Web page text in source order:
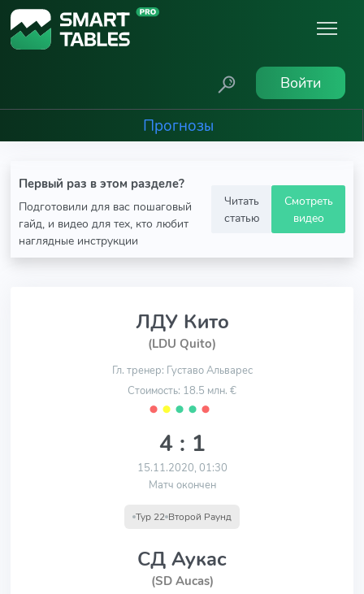
Войти
Прогнозы
Первый раз в этом разделе?
Подготовили для вас пошаговый
гайд, и видео для тех, кто любит
наглядные инструкции
Читать
статью
Смотреть
видео
ЛДУ Кито
(LDU Quito)
Гл. тренер: Густаво Альварес
Стоимость: 18.5 млн. €
⬤ ⬤ ⬤ ⬤ ⬤
4 : 1
15.11.2020, 01:30
Матч окончен
Тур 22 Второй Раунд
СД Аукас
(SD Aucas)